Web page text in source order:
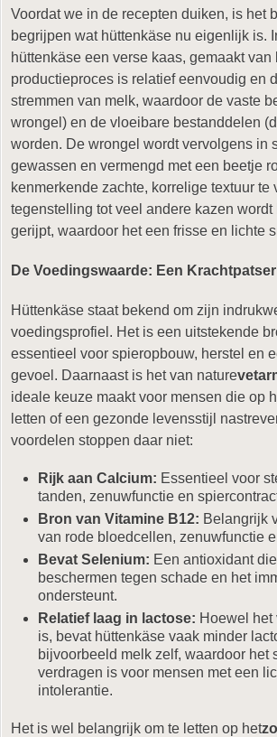
Voordat we in de recepten duiken, is het
begrijpen wat hüttenkäse nu eigenlijk is.
hüttenkäse een verse kaas, gemaakt van
productieproces is relatief eenvoudig en
stremmen van melk, waardoor de vaste
wrongel) en de vloeibare bestanddelen
worden. De wrongel wordt vervolgens in
gewassen en vermengd met een beetje
kenmerkende zachte, korrelige textuur te
tegenstelling tot veel andere kazen wordt
gerijpt, waardoor het een frisse en lichte
De Voedingswaarde: Een
Hüttenkäse staat bekend om zijn
voedingsprofiel. Het is een uitstekende
essentieel voor spieropbouw, herstel en
gevoel. Daarnaast is het van nature
ideale keuze maakt voor mensen die op
letten of een gezonde levensstijl
voordelen stoppen daar niet:
Rijk aan Calcium: Essentieel voor
tanden, zenuwfunctie en
Bron van Vitamine B12: Belangrijk
van rode bloedcellen, zenuwfunctie
Bevat Selenium: Een antioxidant
beschermen tegen schade en het
ondersteunt.
Relatief laag in lactose: Hoewel het
is, bevat hüttenkäse vaak minder
bijvoorbeeld melk zelf, waardoor het
verdragen is voor mensen met een
intolerantie.
Het is wel belangrijk om te letten op het